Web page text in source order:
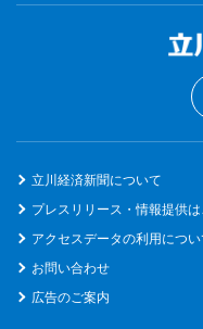
立川経済新聞について
プレスリリース・情報提供
アクセスデータの利用につい
お問い合わせ
広告のご案内